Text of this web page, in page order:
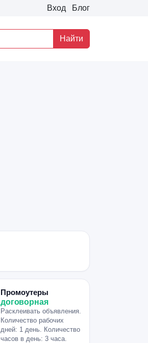
Вход Блог
Найти
Промоутеры
договорная
Расклеивать объявления.
Количество рабочих
дней: 1 день. Количество
часов в день: 3 часа.